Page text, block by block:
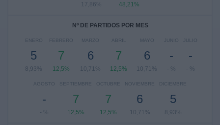
17,86% 48,21%
Nº DE PARTIDOS POR MES
ENERO
5
8,93%
FEBRERO
7
12,5%
MARZO
6
10,71%
ABRIL
7
12,5%
MAYO
6
10,71%
JUNIO
-
- %
JULIO
-
- %
AGOSTO
-
- %
SEPTIEMBRE
7
12,5%
OCTUBRE
7
12,5%
NOVIEMBRE
6
10,71%
DICIEMBRE
5
8,93%